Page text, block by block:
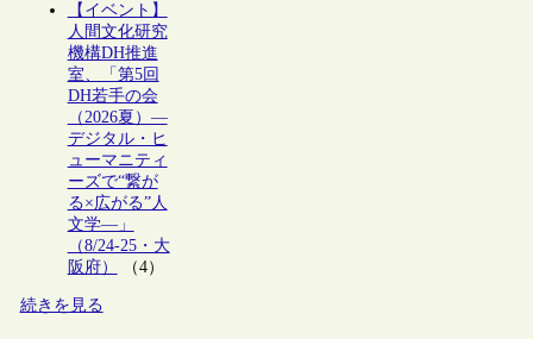
【イベント】
人間文化研究
機構DH推進
室、「第5回
DH若手の会
（2026夏）―
デジタル・ヒ
ューマニティ
ーズで“繋が
る×広がる”人
文学―」
（8/24-25・大
阪府）
（4）
続きを見る